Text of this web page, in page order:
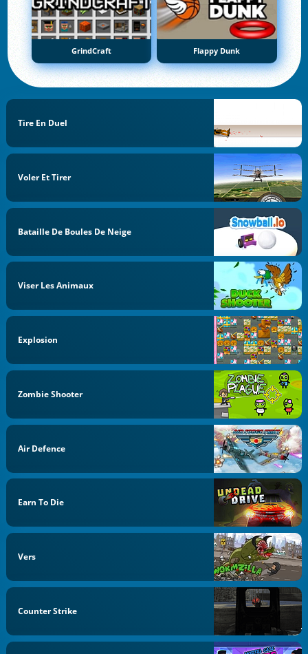
GrindCraft Flappy Dunk
Tire En Duel
Voler Et Tirer
Bataille De Boules De Neige
Viser Les Animaux
Explosion
Zombie Shooter
Air Defence
Earn To Die
Vers
Counter Strike